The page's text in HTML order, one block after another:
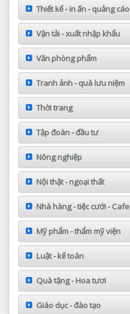
Thiết kế - in ấn - quảng cáo
Vận tải - xuất nhập khẩu
Văn phòng phẩm
Tranh ảnh - quà lưu niệm
Thời trang
Tập đoàn - đầu tư
Nông nghiệp
Nội thật - ngoại thất
Nhà hàng - tiệc cưới - Cafe
Mỹ phẩm - thẩm mỹ viện
Luật - kế toán
Quà tặng - Hoa tươi
Giáo dục - đào tạo